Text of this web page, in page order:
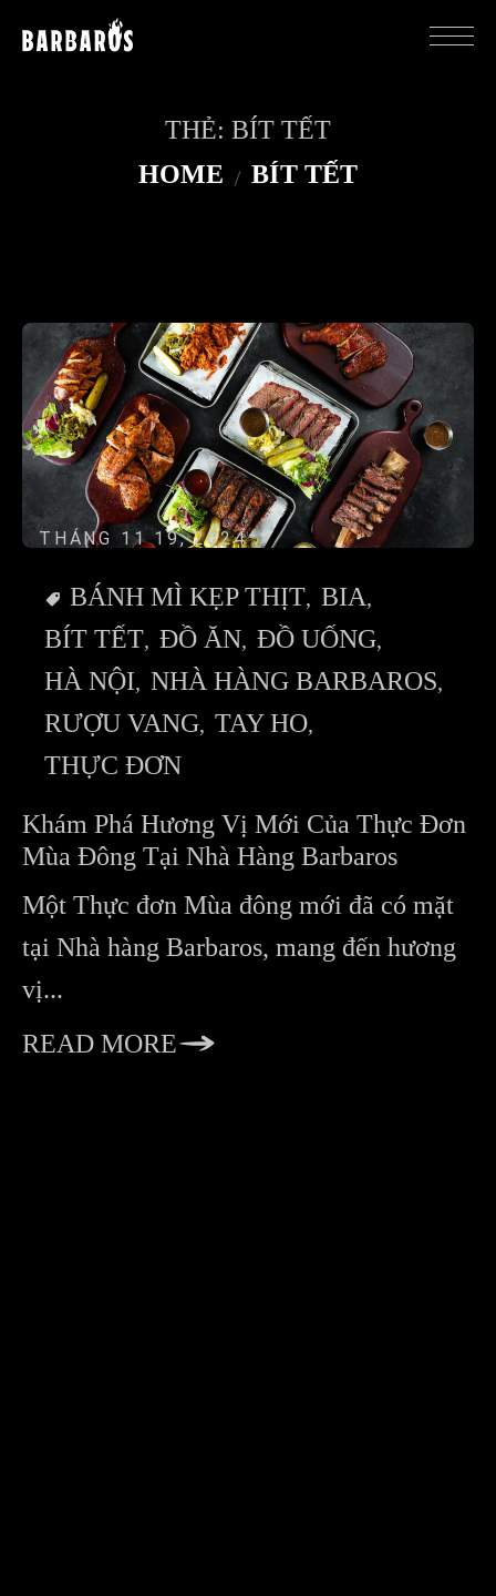
THẺ: BÍT TẾT
HOME
BÍT TẾT
THÁNG 11 19, 2024
BÁNH MÌ KẸP THỊT BIA
BÍT TẾT ĐỒ ĂN ĐỒ UỐNG
HÀ NỘI NHÀ HÀNG BARBAROS
RƯỢU VANG TAY HO
THỰC ĐƠN
Khám Phá Hương Vị Mới Của Thực Đơn
Mùa Đông Tại Nhà Hàng Barbaros
Một Thực đơn Mùa đông mới đã có mặt
tại Nhà hàng Barbaros, mang đến hương
vị...
READ MORE